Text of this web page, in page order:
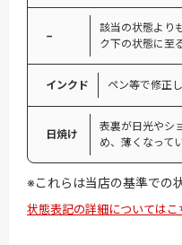
−
該当の状態より
ク下の状態に至
インクド ペン等で修正
日焼け
表裏が日光やシ
め、薄くなってい
※これらは当店の基準での
状態表記の詳細については